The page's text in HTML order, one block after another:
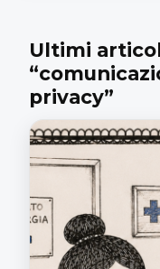
Ultimi
privacy”